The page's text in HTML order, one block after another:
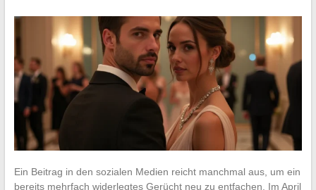
Ein Beitrag in den sozialen Medien reicht manchmal aus, um ein
bereits mehrfach widerlegtes Gerücht neu zu entfachen. Im April